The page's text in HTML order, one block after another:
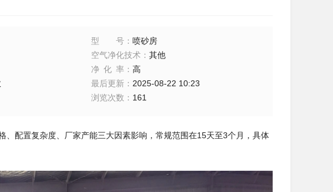
型号 ：喷砂房
空气净化技术 ：其他
净化率 ：高
最后更新 ： 2025-08-22 10:23
浏览次数 ： 161
配置复杂度、厂家产能三大因素影响，常规范围在15天至3个月，具体